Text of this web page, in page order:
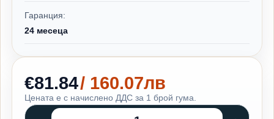
Гаранция:
24 месеца
€81.84/ 160.07лв
Цената е с начислено ДДС за 1 брой гума.